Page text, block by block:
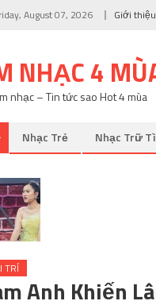
August 07, 2026 Giới thiệu
NHẠC 4
nhạc – Tin tức sao Hot 4 mùa
Nhạc Trẻ Nhạc Trữ
TRÍ
Anh Khiến